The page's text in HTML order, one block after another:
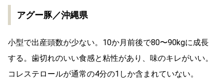
アグー豚／沖縄県
小型で出産頭数が少ない。10か月前後で80〜90kgに成長
する。歯切れのいい食感と粘性があり、味のキレがいい。
コレステロールが通常の4分の1しか含まれていない。